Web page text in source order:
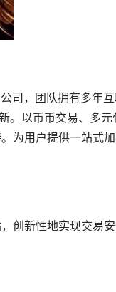
司，团队拥有多年
。以币币交易、多元
为用户提供一站式
创新性地实现交易